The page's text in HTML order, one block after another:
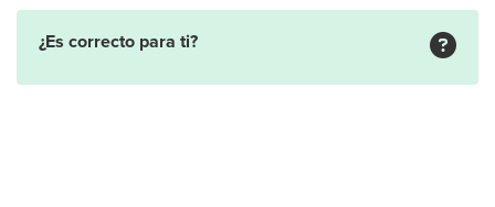
¿Es correcto para ti?